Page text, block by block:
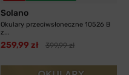
Solano
Okulary przeciwsłoneczne 10526 B
z...
259,99 zł 399,99 zł